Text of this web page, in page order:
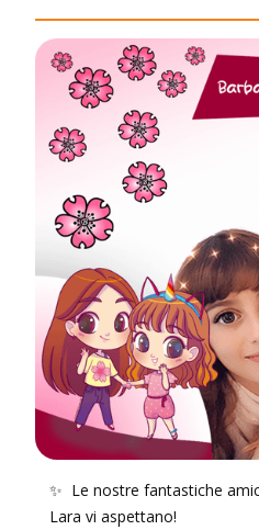
✨ Le nostre fantastiche
Lara vi aspettano!